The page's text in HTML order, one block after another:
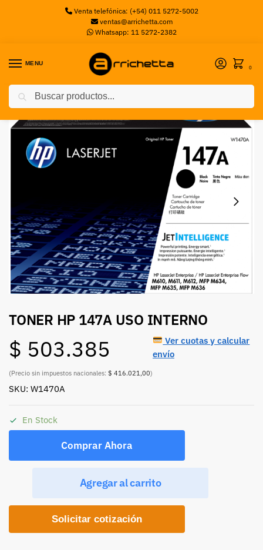
Venta telefónica: (+54) 011 5272-5002
ventas@arrichetta.com
Whatsapp: 11 5272-2382
MENU
0
Inicio Toners TONER HP 147A USO INTERNO
TONER HP 147A USO INTERNO
$ 503.385
(Precio sin impuestos nacionales: $ 416.021,00)
Ver cuotas y calcular
envío
SKU: W1470A
En Stock
Comprar Ahora
Agregar al carrito
Solicitar cotización